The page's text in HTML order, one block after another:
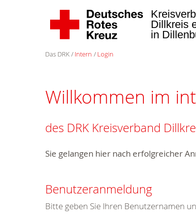
Dillkreis
in
Das DRK Intern Login
Willkommen im
des DRK Kreisverband
Sie gelangen hier nach erfolgreicher
Benutzeranmeldung
Bitte geben Sie Ihren Benutzernamen